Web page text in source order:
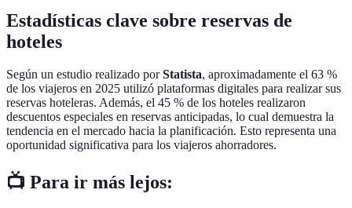
Estadísticas clave sobre reservas de
hoteles
Según un estudio realizado porStatista, aproximadamente el 63 %
de los viajeros en 2025 utilizó plataformas digitales para realizar sus
reservas hoteleras. Además, el 45 % de los hoteles realizaron
descuentos especiales en reservas anticipadas, lo cual demuestra la
tendencia en el mercado hacia la planificación. Esto representa una
oportunidad significativa para los viajeros ahorradores.
📺 Para ir más lejos: